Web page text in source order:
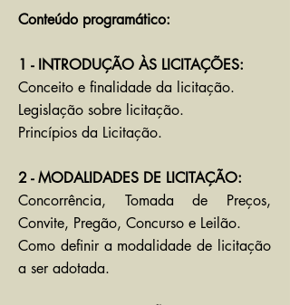
Conteúdo programático:
1 - INTRODUÇÃO ÀS LICITAÇÕES:
Conceito e finalidade da licitação.
Legislação sobre licitação.
Princípios da Licitação.
2 - MODALIDADES DE LICITAÇÃO:
Concorrência, Tomada de Preços,
Convite, Pregão, Concurso e Leilão.
Como definir a modalidade de licitação
a ser adotada.